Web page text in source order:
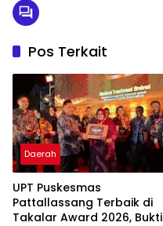
Pos Terkait
Daerah
UPT Puskesmas
Pattallassang Terbaik di
Takalar Award 2026, Bukti